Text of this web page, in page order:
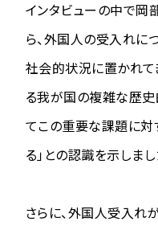
インタビューの中で岡
ら、外国人の受入れに
社会的状況に置かれて
る我が国の複雑な歴史
てこの重要な課題に
る」との認識を示しまし
さらに、外国人受入れ